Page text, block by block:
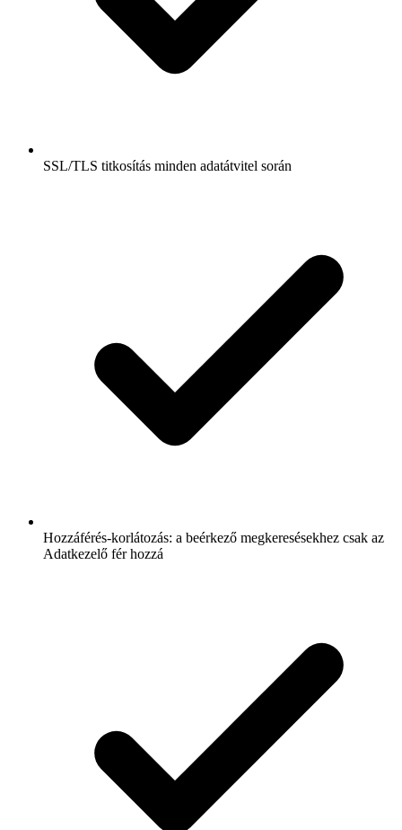
SSL/TLS titkosítás minden adatátvitel során
Hozzáférés-korlátozás: a beérkező megkeresésekhez csak az
Adatkezelő fér hozzá